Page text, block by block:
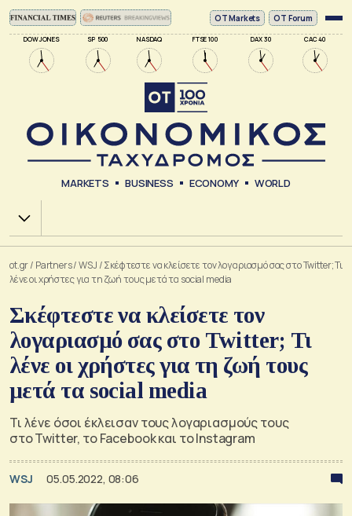
DOW JONES SP 500 NASDAQ FTSE 100 DAX 30 CAC 40
ΟΤ Markets OT Forum
MARKETS BUSINESS ECONOMY WORLD
Χ.Α.
ot.gr/ Partners/WSJ /Σκέφτεστε να κλείσετε τον λογαριασμό σας στο Twitter; Τι
λένε οι χρήστες για τη ζωή τους μετά τα social media
Σκέφτεστε να κλείσετε τον
λογαριασμό σας στο Twitter; Τι
λένε οι χρήστες για τη ζωή τους
μετά τα social media
Τι λένε όσοι έκλεισαν τους λογαριασμούς τους
στο Twitter, το Facebook και το Instagram
WSJ 05.05.2022, 08:06